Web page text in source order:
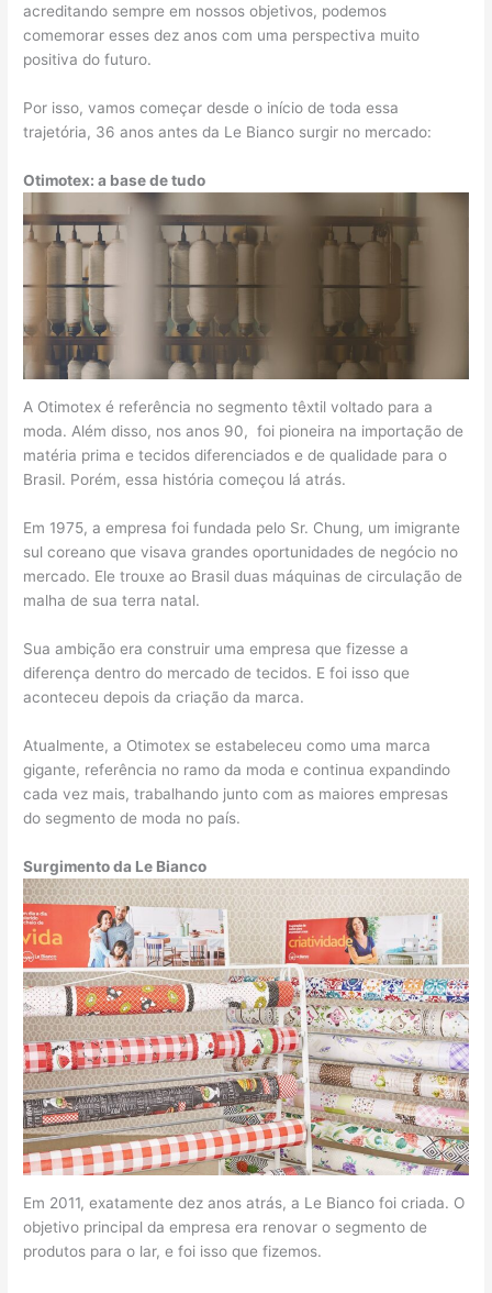
acreditando sempre em nossos objetivos, podemos
comemorar esses dez anos com uma perspectiva muito
positiva do futuro.
Por isso, vamos começar desde o início de toda essa
trajetória, 36 anos antes da Le Bianco surgir no mercado:
Otimotex: a base de tudo
A Otimotex é referência no segmento têxtil voltado para a
moda. Além disso, nos anos 90, foi pioneira na importação de
matéria prima e tecidos diferenciados e de qualidade para o
Brasil. Porém, essa história começou lá atrás.
Em 1975, a empresa foi fundada pelo Sr. Chung, um imigrante
sul coreano que visava grandes oportunidades de negócio no
mercado. Ele trouxe ao Brasil duas máquinas de circulação de
malha de sua terra natal.
Sua ambição era construir uma empresa que fizesse a
diferença dentro do mercado de tecidos. E foi isso que
aconteceu depois da criação da marca.
Atualmente, a Otimotex se estabeleceu como uma marca
gigante, referência no ramo da moda e continua expandindo
cada vez mais, trabalhando junto com as maiores empresas
do segmento de moda no país.
Surgimento da Le Bianco
Em 2011, exatamente dez anos atrás, a Le Bianco foi criada. O
objetivo principal da empresa era renovar o segmento de
produtos para o lar, e foi isso que fizemos.